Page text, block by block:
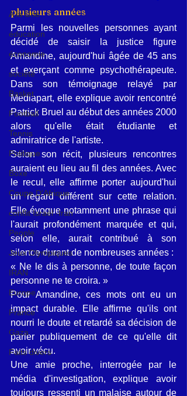
A la Une
éducation
économie
société
Basket
Football
Tennis
Politique
Boxe
Coupe D'Afrique
conflit Israël -Iran
People
Jeux Olympiques
IRAN
Europe
France
Gaza
Faits divers
plusieurs années
Parmi les nouvelles personnes ayant
décidé de saisir la justice figure
Amandine, aujourd'hui âgée de 45 ans
et exerçant comme psychothérapeute.
Dans son témoignage relayé par
Mediapart, elle explique avoir rencontré
Patrick Bruel au début des années 2000
alors qu'elle était étudiante et
admiratrice de l'artiste.
Selon son récit, plusieurs rencontres
auraient eu lieu au fil des années. Avec
le recul, elle affirme porter aujourd'hui
un regard différent sur cette relation.
Elle évoque notamment une phrase qui
l'aurait profondément marquée et qui,
selon elle, aurait contribué à son
silence durant de nombreuses années :
« Ne le dis à personne, de toute façon
personne ne te croira. »
Pour Amandine, ces mots ont eu un
impact durable. Elle affirme qu'ils ont
nourri le doute et retardé sa décision de
parler publiquement de ce qu'elle dit
avoir vécu.
Une amie proche, interrogée par le
média d'investigation, explique avoir
toujours ressenti un malaise autour de